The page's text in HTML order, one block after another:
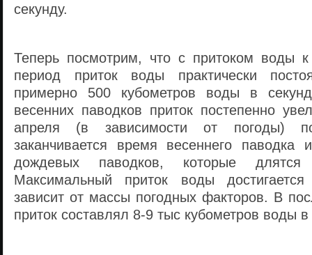
секунду.
Теперь посмотрим, что с притоком воды
период приток воды практически
примерно 500 кубометров воды в
весенних паводков приток постепенно
апреля (в зависимости от
заканчивается время весеннего паводка
дождевых паводков, которые
Максимальный приток воды
зависит от массы погодных факторов. В
приток составлял 8-9 тыс кубометров воды в